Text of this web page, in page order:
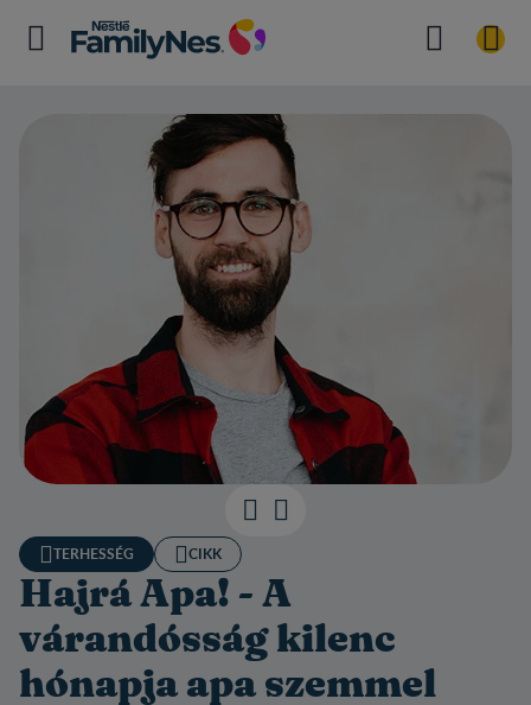
TERHESSÉG CIKK
Hajrá Apa! - A
várandósság kilenc
hónapja apa szemmel